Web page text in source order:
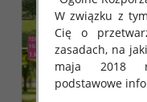
W związku z
Cię o
zasadach, na
maja 2018
podstawowe